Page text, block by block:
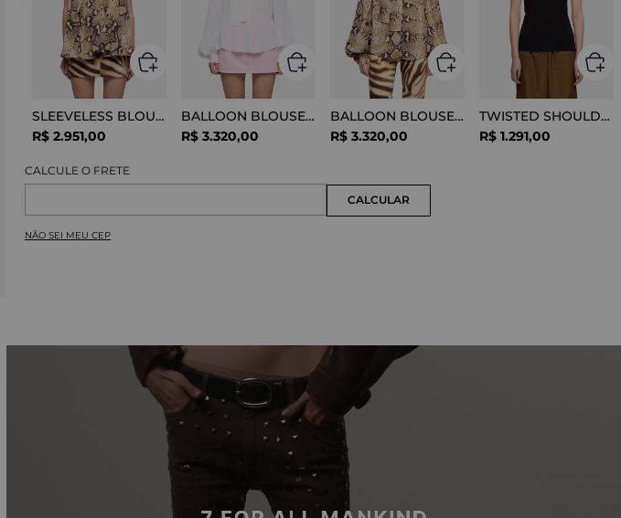
SLEEVELESS BLOUSE VISCOSE SNAKE
R$ 2.951,00
BALLOON BLOUSE SILK OPTICAL WHITE
R$ 3.320,00
BALLOON BLOUSE VISCOSE SNAKE
R$ 3.320,00
TWISTED SHOULDER TEE LYOCELL BLACK
R$ 1.291,00
NÃO SEI MEU CEP